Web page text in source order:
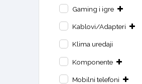
Gaming i igre
Kablovi/Adapteri
Klima uredaji
Komponente
Mobilni telefoni